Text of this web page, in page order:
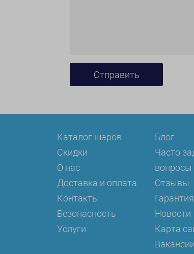
Каталог шаров
Скидки
О нас
Доставка и оплата
Контакты
Безопасность
Услуги
Блог
Часто
вопросы
Отзывы
Гарантия
Новости
Карта
Вакансии